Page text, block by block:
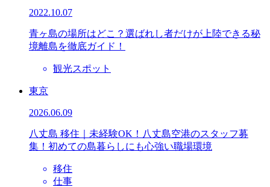
2022.10.07
青ヶ島の場所はどこ？選ばれし者だけが上陸できる秘
境離島を徹底ガイド！
観光スポット
東京
2026.06.09
八丈島 移住｜未経験OK！八丈島空港のスタッフ募
集！初めての島暮らしにも心強い職場環境
移住
仕事